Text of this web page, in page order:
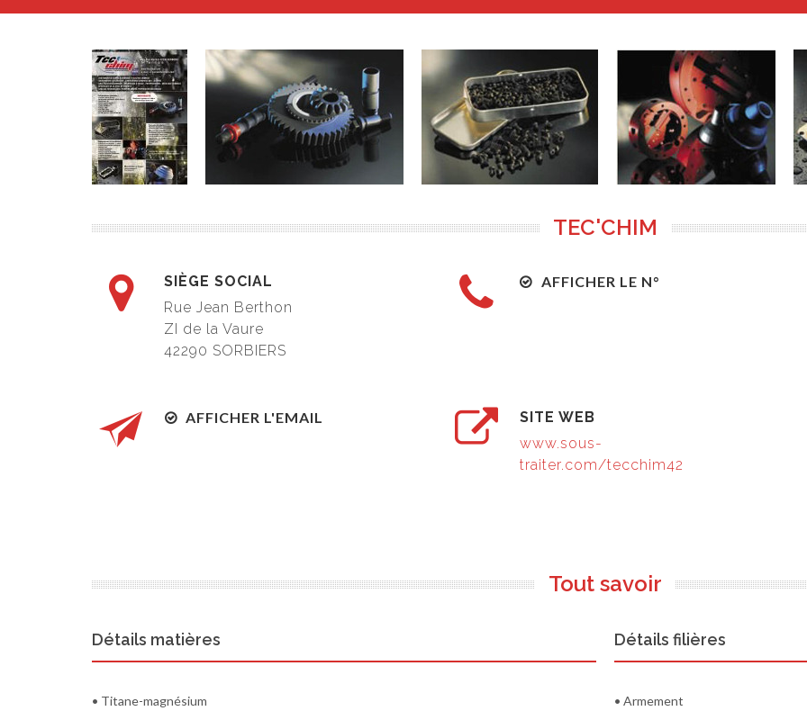
TEC'CHIM
SIÈGE SOCIAL
Rue Jean Berthon
ZI de la Vaure
42290 SORBIERS
AFFICHER LE N°
AFFICHER L'EMAIL
SITE WEB
www.sous-
traiter.com/tecchim42
Tout savoir
Détails matières
• Titane-magnésium
Détails filières
• Armement